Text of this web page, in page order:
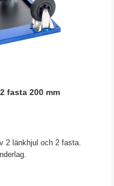
fasta 200 mm
2 länkhjul och 2 fasta.